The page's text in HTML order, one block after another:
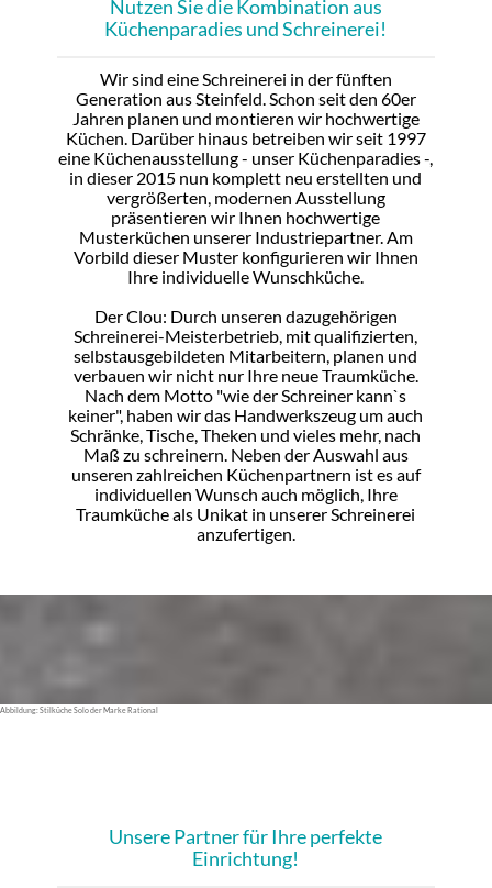
Nutzen Sie die Kombination aus
Küchenparadies und Schreinerei!
Wir sind eine Schreinerei in der fünften
Generation aus Steinfeld. Schon seit den 60er
Jahren planen und montieren wir hochwertige
Küchen. Darüber hinaus betreiben wir seit 1997
eine Küchenausstellung - unser Küchenparadies -,
in dieser 2015 nun komplett neu erstellten und
vergrößerten, modernen Ausstellung
präsentieren wir Ihnen hochwertige
Musterküchen unserer Industriepartner. Am
Vorbild dieser Muster konfigurieren wir Ihnen
Ihre individuelle Wunschküche.
Der Clou: Durch unseren dazugehörigen
Schreinerei-Meisterbetrieb, mit qualifizierten,
selbstausgebildeten Mitarbeitern, planen und
verbauen wir nicht nur Ihre neue Traumküche.
Nach dem Motto "wie der Schreiner kann`s
keiner", haben wir das Handwerkszeug um auch
Schränke, Tische, Theken und vieles mehr, nach
Maß zu schreinern. Neben der Auswahl aus
unseren zahlreichen Küchenpartnern ist es auf
individuellen Wunsch auch möglich, Ihre
Traumküche als Unikat in unserer Schreinerei
anzufertigen.
Abbildung: Stilküche Solo der Marke Rational
Unsere Partner für Ihre perfekte
Einrichtung!